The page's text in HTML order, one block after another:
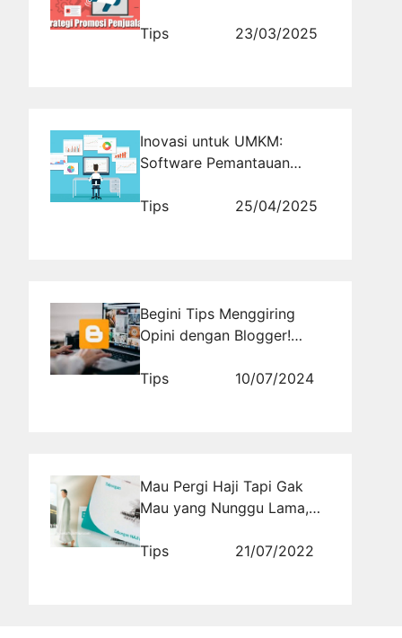
Tips
23/03/2025
Inovasi untuk UMKM:
Software Pemantauan
Terbukti
Tips 25/04/2025
Begini Tips Menggiring
Opini dengan Blogger!
Tips
10/07/2024
Mau Pergi Haji Tapi Gak
Mau yang Nunggu Lama,
Sejak Dini
Tips 21/07/2022